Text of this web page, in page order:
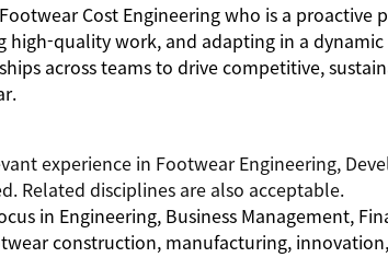
Cost Engineering who is a proactive
high-quality work, and adapting in a
across teams to drive competitive,
experience in Footwear Engineering,
Related disciplines are also acceptable.
in Engineering, Business Management,
construction, manufacturing,